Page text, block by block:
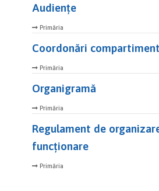
Audiențe
Primăria
Coordonări
Primăria
Organigramă
Primăria
Regulament de
funcționare
Primăria